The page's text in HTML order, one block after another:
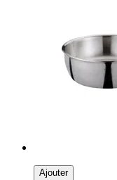
Ajouter